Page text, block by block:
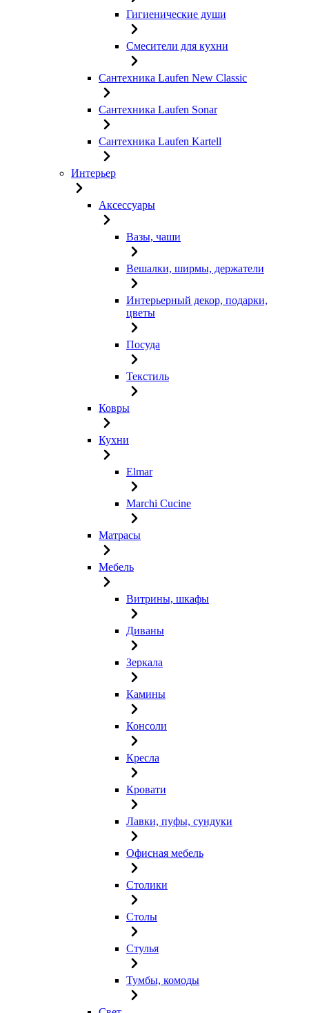
Гигиенические души
Смесители для кухни
Сантехника Laufen New Classic
Сантехника Laufen Sonar
Сантехника Laufen Kartell
Интерьер
Аксессуары
Вазы, чаши
Вешалки, ширмы, держатели
Интерьерный декор, подарки,
цветы
Посуда
Текстиль
Ковры
Кухни
Elmar
Marchi Cucine
Матрасы
Мебель
Витрины, шкафы
Диваны
Зеркала
Камины
Консоли
Кресла
Кровати
Лавки, пуфы, сундуки
Офисная мебель
Столики
Столы
Стулья
Тумбы, комоды